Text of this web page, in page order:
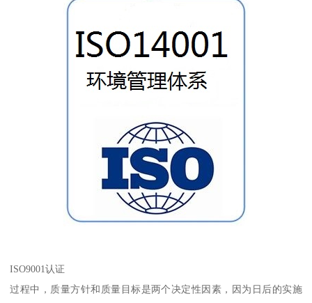
ISO9001认证
过程中，质量方针和质量目标是两个决定性因素，因为日后的实施